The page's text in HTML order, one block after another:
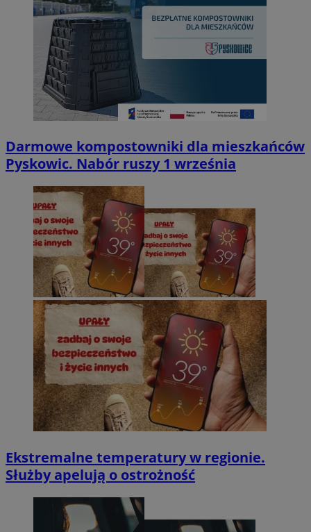
Darmowe kompostowniki dla mieszkańców
Pyskowic. Nabór ruszy 1 września
Ekstremalne temperatury w regionie.
Służby apelują o ostrożność